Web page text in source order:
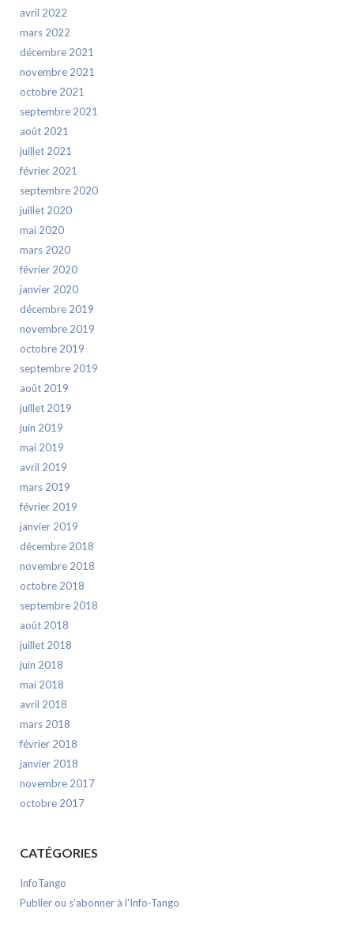
avril 2022
mars 2022
décembre 2021
novembre 2021
octobre 2021
septembre 2021
août 2021
juillet 2021
février 2021
septembre 2020
juillet 2020
mai 2020
mars 2020
février 2020
janvier 2020
décembre 2019
novembre 2019
octobre 2019
septembre 2019
août 2019
juillet 2019
juin 2019
mai 2019
avril 2019
mars 2019
février 2019
janvier 2019
décembre 2018
novembre 2018
octobre 2018
septembre 2018
août 2018
juillet 2018
juin 2018
mai 2018
avril 2018
mars 2018
février 2018
janvier 2018
novembre 2017
octobre 2017
CATÉGORIES
InfoTango
Publier ou s'abonner à l'Info-Tango